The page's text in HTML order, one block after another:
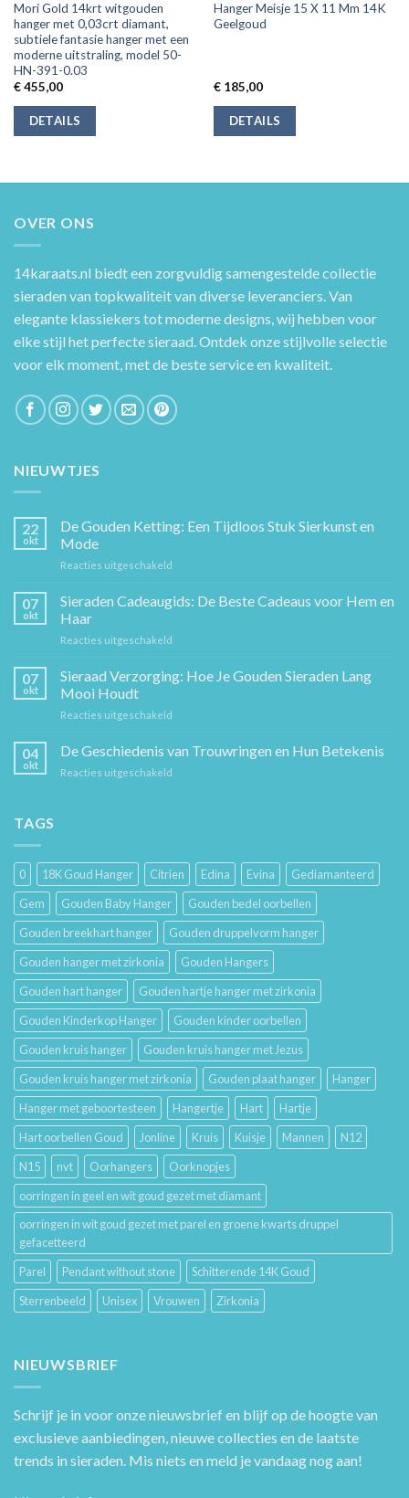
Mori Gold 14krt witgouden
hanger met 0,03crt diamant,
subtiele fantasie hanger met een
moderne uitstraling, model 50-
HN-391-0.03
€455,00
DETAILS
Hanger Meisje 15 X 11 Mm 14K
Geelgoud
€185,00
DETAILS
OVER ONS
14karaats.nl biedt een zorgvuldig samengestelde collectie
sieraden van topkwaliteit van diverse leveranciers. Van
elegante klassiekers tot moderne designs, wij hebben voor
elke stijl het perfecte sieraad. Ontdek onze stijlvolle selectie
voor elk moment, met de beste service en kwaliteit.
NIEUWTJES
22
okt
De Gouden Ketting: Een Tijdloos Stuk Sierkunst en
Mode
Reacties uitgeschakeld
Gouden
Sierkunst
07
okt
Sieraden Cadeaugids: De Beste Cadeaus voor Hem en
Haar
Reacties uitgeschakeld
Cadeaugids:
De
Hem
07
okt
Sieraad Verzorging: Hoe Je Gouden Sieraden Lang
Mooi Houdt
Reacties uitgeschakeld
Verzorging:
04
okt
De Geschiedenis van Trouwringen en Hun Betekenis
Reacties uitgeschakeld
Hun
Betekenis
TAGS
0 18K Goud Hanger Citrien Edina Evina
Gediamanteerd
Gem
Gouden Baby Hanger
Gouden bedel oorbellen
Gouden breekhart hanger
Gouden druppelvorm hanger
Gouden hanger met zirkonia
Gouden Hangers
Gouden hart hanger
Gouden hartje hanger met zirkonia
Gouden Kinderkop Hanger
Gouden kinder oorbellen
Gouden kruis hanger
Gouden kruis hanger met Jezus
Gouden kruis hanger met zirkonia
Gouden plaat hanger
Hanger
Hanger met geboortesteen
Hangertje Hart
Hartje
Hart oorbellen Goud
Jonline Kruis Kuisje Mannen
N12
N15
nvt Oorhangers
Oorknopjes
oorringen in geel en wit goud gezet met diamant
oorringen in wit goud gezet met parel en groene kwarts druppel
gefacetteerd
Parel
Pendant without stone
Schitterende 14K Goud
Sterrenbeeld
Unisex Vrouwen Zirkonia
NIEUWSBRIEF
Schrijf je in voor onze nieuwsbrief en blijf op de hoogte van
exclusieve aanbiedingen, nieuwe collecties en de laatste
trends in sieraden. Mis niets en meld je vandaag nog aan!